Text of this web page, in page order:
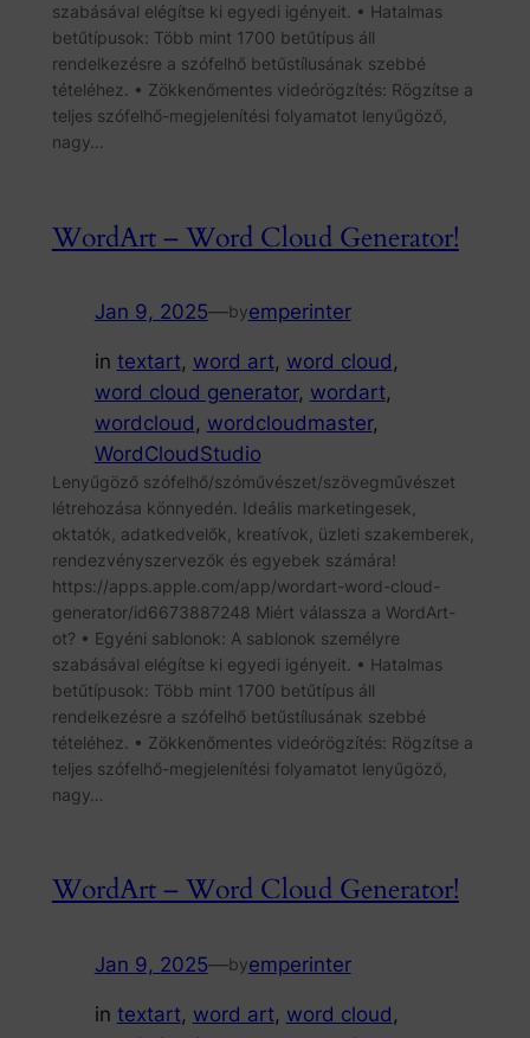
szabásával elégítse ki egyedi igényeit. • Hatalmas
betűtípusok: Több mint 1700 betűtípus áll
rendelkezésre a szófelhő betűstílusának szebbé
tételéhez. • Zökkenőmentes videórögzítés: Rögzítse a
teljes szófelhő-megjelenítési folyamatot lenyűgöző,
nagy…
WordArt – Word Cloud Generator!
Jan 9, 2025—byemperinter
in textart, word art, word cloud
word cloud generator, wordart
wordcloud , wordcloudmaster
WordCloudStudio
Lenyűgöző szófelhő/szóművészet/szövegművészet
létrehozása könnyedén. Ideális marketingesek,
oktatók, adatkedvelők, kreatívok, üzleti szakemberek,
rendezvényszervezők és egyebek számára!
https://apps.apple.com/app/wordart-word-cloud-
generator/id6673887248 Miért válassza a WordArt-
ot? • Egyéni sablonok: A sablonok személyre
szabásával elégítse ki egyedi igényeit. • Hatalmas
betűtípusok: Több mint 1700 betűtípus áll
rendelkezésre a szófelhő betűstílusának szebbé
tételéhez. • Zökkenőmentes videórögzítés: Rögzítse a
teljes szófelhő-megjelenítési folyamatot lenyűgöző,
nagy…
WordArt – Word Cloud Generator!
Jan 9, 2025—byemperinter
in textart, word art, word cloud